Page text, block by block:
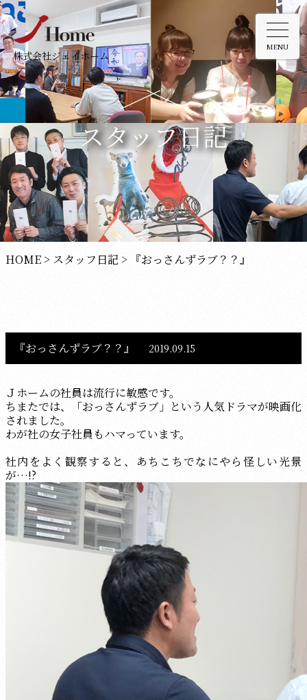
スタッフ日記
株式会社ジェイホーム
MENU
HOME > スタッフ日記 > 『おっさんずラブ？？』
『おっさんずラブ？？』 2019.09.15
Ｊホームの社員は流行に敏感です。
ちまたでは、「おっさんずラブ」という人気ドラマが映画化
されました。
わが社の女子社員もハマっています。
社内をよく観察すると、あちこちでなにやら怪しい光景
が…!?